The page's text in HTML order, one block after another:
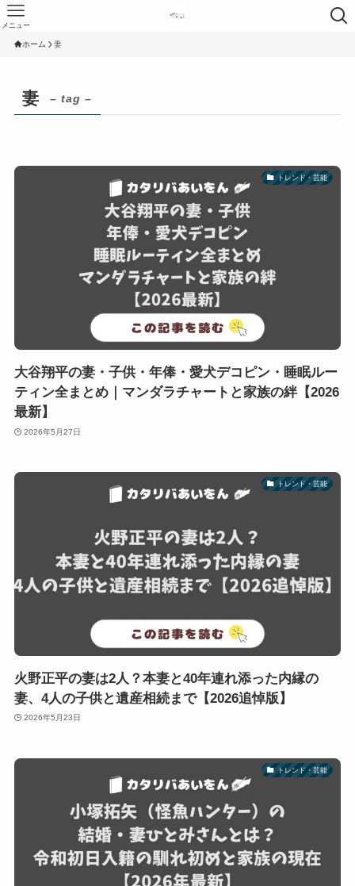
メニュー
ホーム 妻
妻 – tag –
トレンド・芸能
大谷翔平の妻・子供・年俸・愛犬デコピン・睡眠ルー
ティン全まとめ｜マンダラチャートと家族の絆【2026
最新】
2026年5月27日
トレンド・芸能
火野正平の妻は2人？本妻と40年連れ添った内縁の
妻、4人の子供と遺産相続まで【2026追悼版】
2026年5月23日
トレンド・芸能